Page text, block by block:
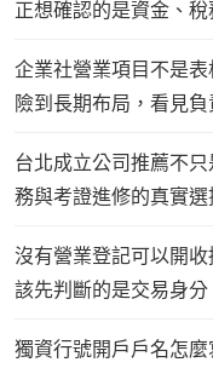
正想確認的是資金、
企業社營業項目不是
險到長期布局，看見
台北成立公司推薦不
務與考證進修的真實選
沒有營業登記可以開
該先判斷的是交易身
獨資行號開戶戶名怎